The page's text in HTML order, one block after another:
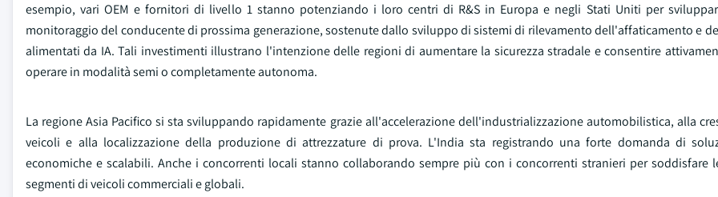
esempio, vari OEM e fornitori di livello 1 stanno potenziando i loro centri di R&S in Europa e negli Stati Uniti per
monitoraggio del conducente di prossima generazione, sostenute dallo sviluppo di sistemi di rilevamento dell'affaticamento e
alimentati da IA. Tali investimenti illustrano l'intenzione delle regioni di aumentare la sicurezza stradale e consentire
operare in modalità semi o completamente autonoma.
La regione Asia Pacifico si sta sviluppando rapidamente grazie all'accelerazione dell'industrializzazione automobilistica, alla
veicoli e alla localizzazione della produzione di attrezzature di prova. L'India sta registrando una forte domanda di
economiche e scalabili. Anche i concorrenti locali stanno collaborando sempre più con i concorrenti stranieri per soddisfare
segmenti di veicoli commerciali e globali.